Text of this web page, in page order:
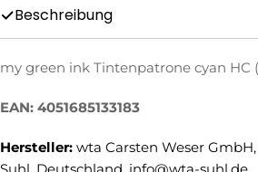
Eine Frage stellen
Ihr
Mail
Ihre
Beschreibung
my green ink Tintenpatrone cyan HC
EAN: 4051685133183
Hersteller: wta Carsten Weser GmbH,